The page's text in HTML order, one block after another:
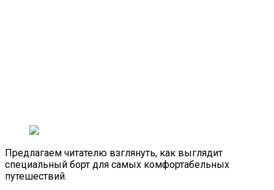
Предлагаем читателю взглянуть, как выглядит
специальный борт для самых комфортабельных
путешествий.